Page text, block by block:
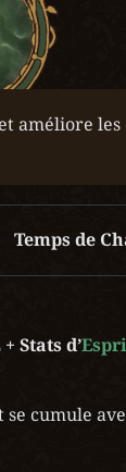
améliore les
Temps de
Stats d’
se cumule